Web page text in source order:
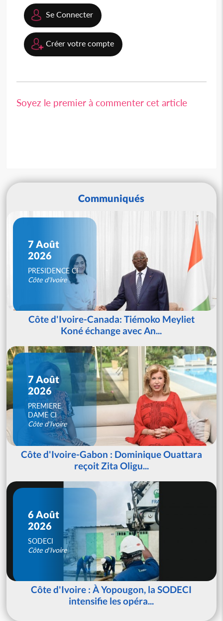
Se Connecter
Créer votre compte
Soyez le premier à commenter cet article
Communiqués
7 Août
2026
PRESIDENCE CI
Côte d'Ivoire
Côte d'Ivoire-Canada: Tiémoko Meyliet
Koné échange avec An...
7 Août
2026
PREMIERE
DAME CI
Côte d'Ivoire
Côte d'Ivoire-Gabon : Dominique Ouattara
reçoit Zita Oligu...
6 Août
2026
SODECI
Côte d'Ivoire
Côte d'Ivoire : À Yopougon, la SODECI
intensifie les opéra...